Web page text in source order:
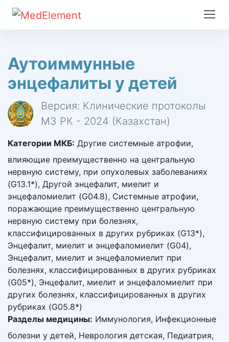
Аутоиммунные
энцефалиты у детей
Версия: Клинические протоколы
МЗ РК - 2024 (Казахстан)
Категории МКБ: Другие системные атрофии,
влияющие преимущественно на центральную
нервную систему, при опухолевых заболеваниях
(G13.1*), Другой энцефалит, миелит и
энцефаломиелит (G04.8), Системные атрофии,
поражающие преимущественно центральную
нервную систему при болезнях,
классифицированных в других рубриках (G13*),
Энцефалит, миелит и энцефаломиелит (G04),
Энцефалит, миелит и энцефаломиелит при
болезнях, классифицированных в других рубриках
(G05*), Энцефалит, миелит и энцефаломиелит при
других болезнях, классифицированных в других
рубриках (G05.8*)
Разделы медицины: Иммунология, Инфекционные
болезни у детей, Неврология детская, Педиатрия,